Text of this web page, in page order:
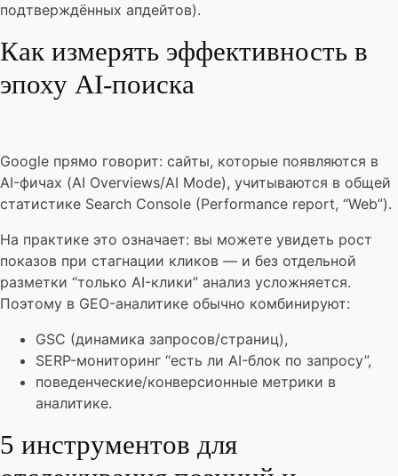
подтверждённых апдейтов).
Как измерять эффективность в
эпоху AI-поиска
Google прямо говорит: сайты, которые появляются в
AI-фичах (AI Overviews/AI Mode), учитываются в общей
статистике Search Console (Performance report, “Web”).
На практике это означает: вы можете увидеть рост
показов при стагнации кликов — и без отдельной
разметки “только AI-клики” анализ усложняется.
Поэтому в GEO-аналитике обычно комбинируют:
GSC (динамика запросов/страниц),
SERP-мониторинг “есть ли AI-блок по запросу”,
поведенческие/конверсионные метрики в
аналитике.
5 инструментов для